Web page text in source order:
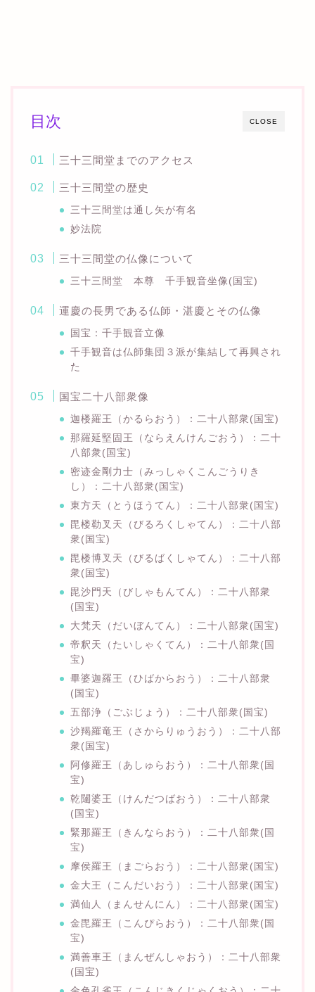
CLOSE
目次
三十三間堂までのアクセス
三十三間堂の歴史
三十三間堂は通し矢が有名
妙法院
三十三間堂の仏像について
三十三間堂 本尊 千手観音坐像(国宝)
運慶の長男である仏師・湛慶とその仏像
国宝：千手観音立像
千手観音は仏師集団３派が集結して再興され
た
国宝二十八部衆像
迦楼羅王（かるらおう）：二十八部衆(国宝)
那羅延堅固王（ならえんけんごおう）：二十
八部衆(国宝)
密迹金剛力士（みっしゃくこんごうりき
し）：二十八部衆(国宝)
東方天（とうほうてん）：二十八部衆(国宝)
毘楼勒叉天（びるろくしゃてん）：二十八部
衆(国宝)
毘楼博叉天（びるばくしゃてん）：二十八部
衆(国宝)
毘沙門天（びしゃもんてん）：二十八部衆
(国宝)
大梵天（だいぼんてん）：二十八部衆(国宝)
帝釈天（たいしゃくてん）：二十八部衆(国
宝)
畢婆迦羅王（ひばからおう）：二十八部衆
(国宝)
五部浄（ごぶじょう）：二十八部衆(国宝)
沙羯羅竜王（さからりゅうおう）：二十八部
衆(国宝)
阿修羅王（あしゅらおう）：二十八部衆(国
宝)
乾闥婆王（けんだつばおう）：二十八部衆
(国宝)
緊那羅王（きんならおう）：二十八部衆(国
宝)
摩侯羅王（まごらおう）：二十八部衆(国宝)
金大王（こんだいおう）：二十八部衆(国宝)
満仙人（まんせんにん）：二十八部衆(国宝)
金毘羅王（こんぴらおう）：二十八部衆(国
宝)
満善車王（まんぜんしゃおう）：二十八部衆
(国宝)